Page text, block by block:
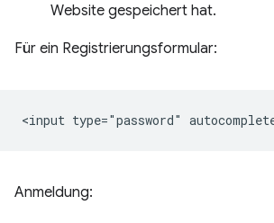
Website gespeichert hat.
Für ein Registrierungsformular:
Anmeldung: